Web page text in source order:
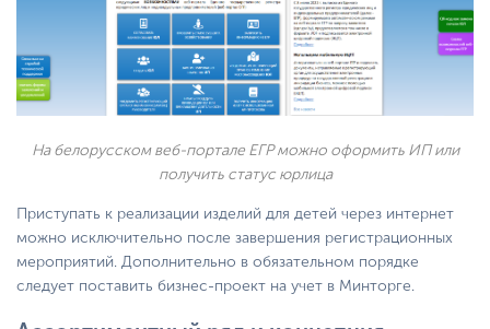
На белорусском веб-портале ЕГР можно оформить ИП или
получить статус юрлица
Приступать к реализации изделий для детей через интернет
можно исключительно после завершения регистрационных
мероприятий. Дополнительно в обязательном порядке
следует поставить бизнес-проект на учет в Минторге.